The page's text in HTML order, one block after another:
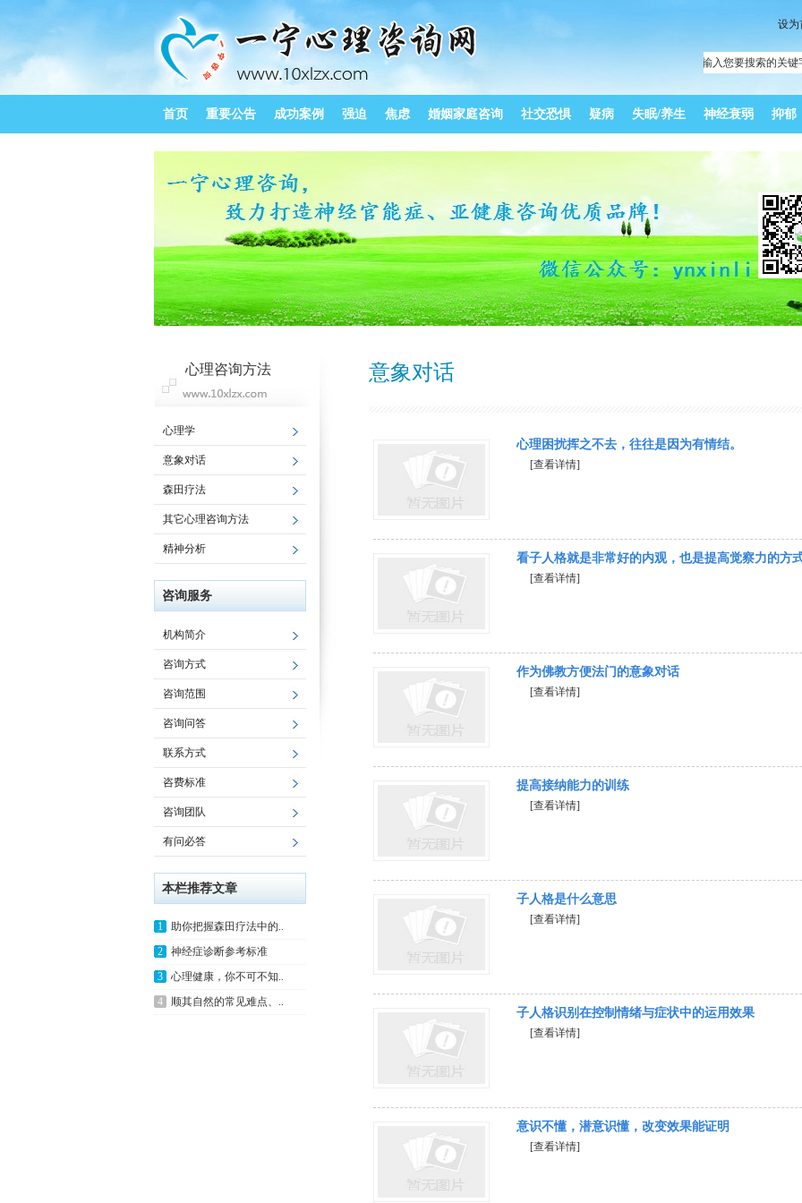
设为
首页 重要公告 成功案例 强迫 焦虑 婚姻家庭咨询 社交恐惧 疑病 失眠/养生 神经衰弱 抑郁
心理咨询方法
心理学
意象对话
森田疗法
其它心理咨询方法
精神分析
咨询服务
机构简介
咨询方式
咨询范围
咨询问答
联系方式
咨费标准
咨询团队
有问必答
本栏推荐文章
1
助你把握森田疗法中的..
2
神经症诊断参考标准
3
心理健康，你不可不知..
4
顺其自然的常见难点、..
意象对话
心理困扰挥之不去，往往是因为有情结。
[查看详情]
看子人格就是非常好的内观，也是提高觉察力的方
[查看详情]
作为佛教方便法门的意象对话
[查看详情]
提高接纳能力的训练
[查看详情]
子人格是什么意思
[查看详情]
子人格识别在控制情绪与症状中的运用效果
[查看详情]
意识不懂，潜意识懂，改变效果能证明
[查看详情]